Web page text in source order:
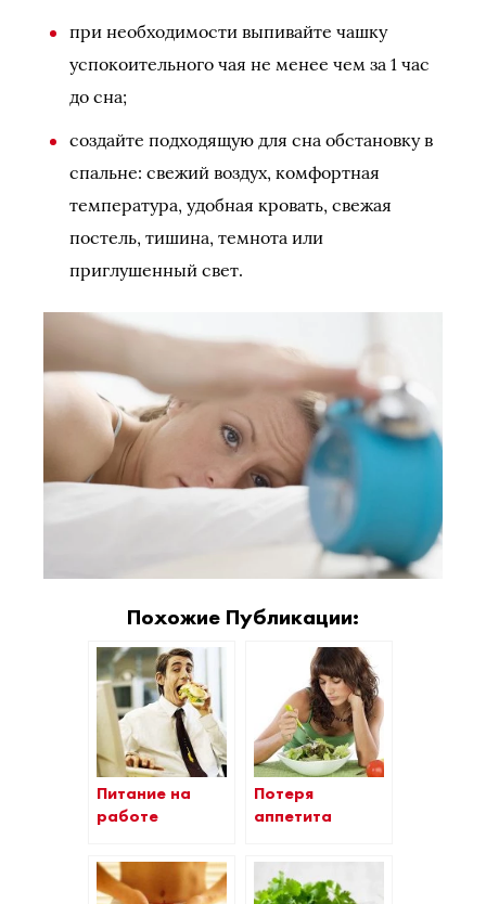
при необходимости выпивайте чашку
успокоительного чая не менее чем за 1 час
до сна;
создайте подходящую для сна обстановку в
спальне: свежий воздух, комфортная
температура, удобная кровать, свежая
постель, тишина, темнота или
приглушенный свет.
Похожие Публикации:
Питание на
работе
Потеря
аппетита